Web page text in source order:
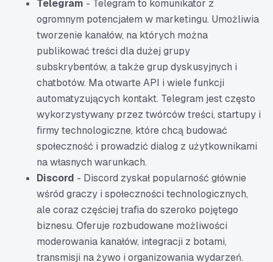
Telegram - Telegram to komunikator z
ogromnym potencjałem w marketingu. Umożliwia
tworzenie kanałów, na których można
publikować treści dla dużej grupy
subskrybentów, a także grup dyskusyjnych i
chatbotów. Ma otwarte API i wiele funkcji
automatyzujących kontakt. Telegram jest często
wykorzystywany przez twórców treści, startupy i
firmy technologiczne, które chcą budować
społeczność i prowadzić dialog z użytkownikami
na własnych warunkach.
Discord - Discord zyskał popularność głównie
wśród graczy i społeczności technologicznych,
ale coraz częściej trafia do szeroko pojętego
biznesu. Oferuje rozbudowane możliwości
moderowania kanałów, integracji z botami,
transmisji na żywo i organizowania wydarzeń.